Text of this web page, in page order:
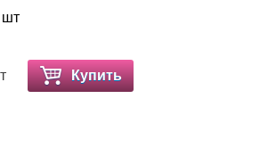
шт
Купить
клетки
средства и